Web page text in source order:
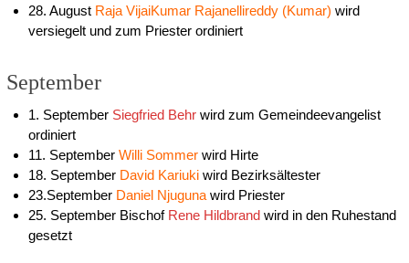
28. August Raja VijaiKumar Rajanellireddy (Kumar) wird
versiegelt und zum Priester ordiniert
September
1. September Siegfried Behr wird zum Gemeindeevangelist
ordiniert
11. SeptemberWilli Sommer wird Hirte
18. September David Kariuki wird Bezirksältester
23.September Daniel Njuguna wird Priester
25. September Bischof Rene Hildbrand wird in den Ruhestand
gesetzt